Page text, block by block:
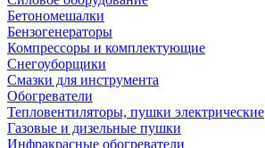
Бетономешалки
Бензогенераторы
Компрессоры и комплектующие
Снегоуборщики
Смазки для инструмента
Обогреватели
Тепловентиляторы, пушки электрические
Газовые и дизельные пушки
Инфракрасные обогреватели